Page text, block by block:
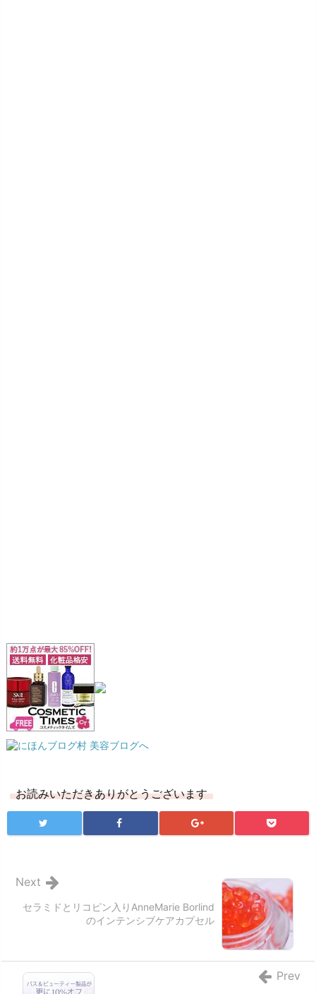
お読みいただきありがとうございます
セラミドとリコピン入りAnneMarie Borlind
のインテンシブケアカプセル
Next
Prev